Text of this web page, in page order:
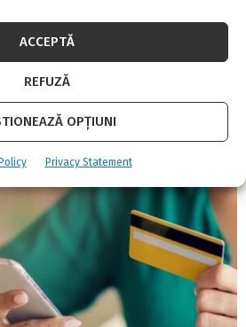
ACCEPTĂ
REFUZĂ
OPȚIUNI
Privacy Statement